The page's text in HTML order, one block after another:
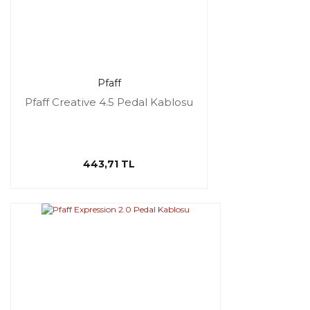
Pfaff
Pfaff Creative 4.5 Pedal Kablosu
443,71 TL